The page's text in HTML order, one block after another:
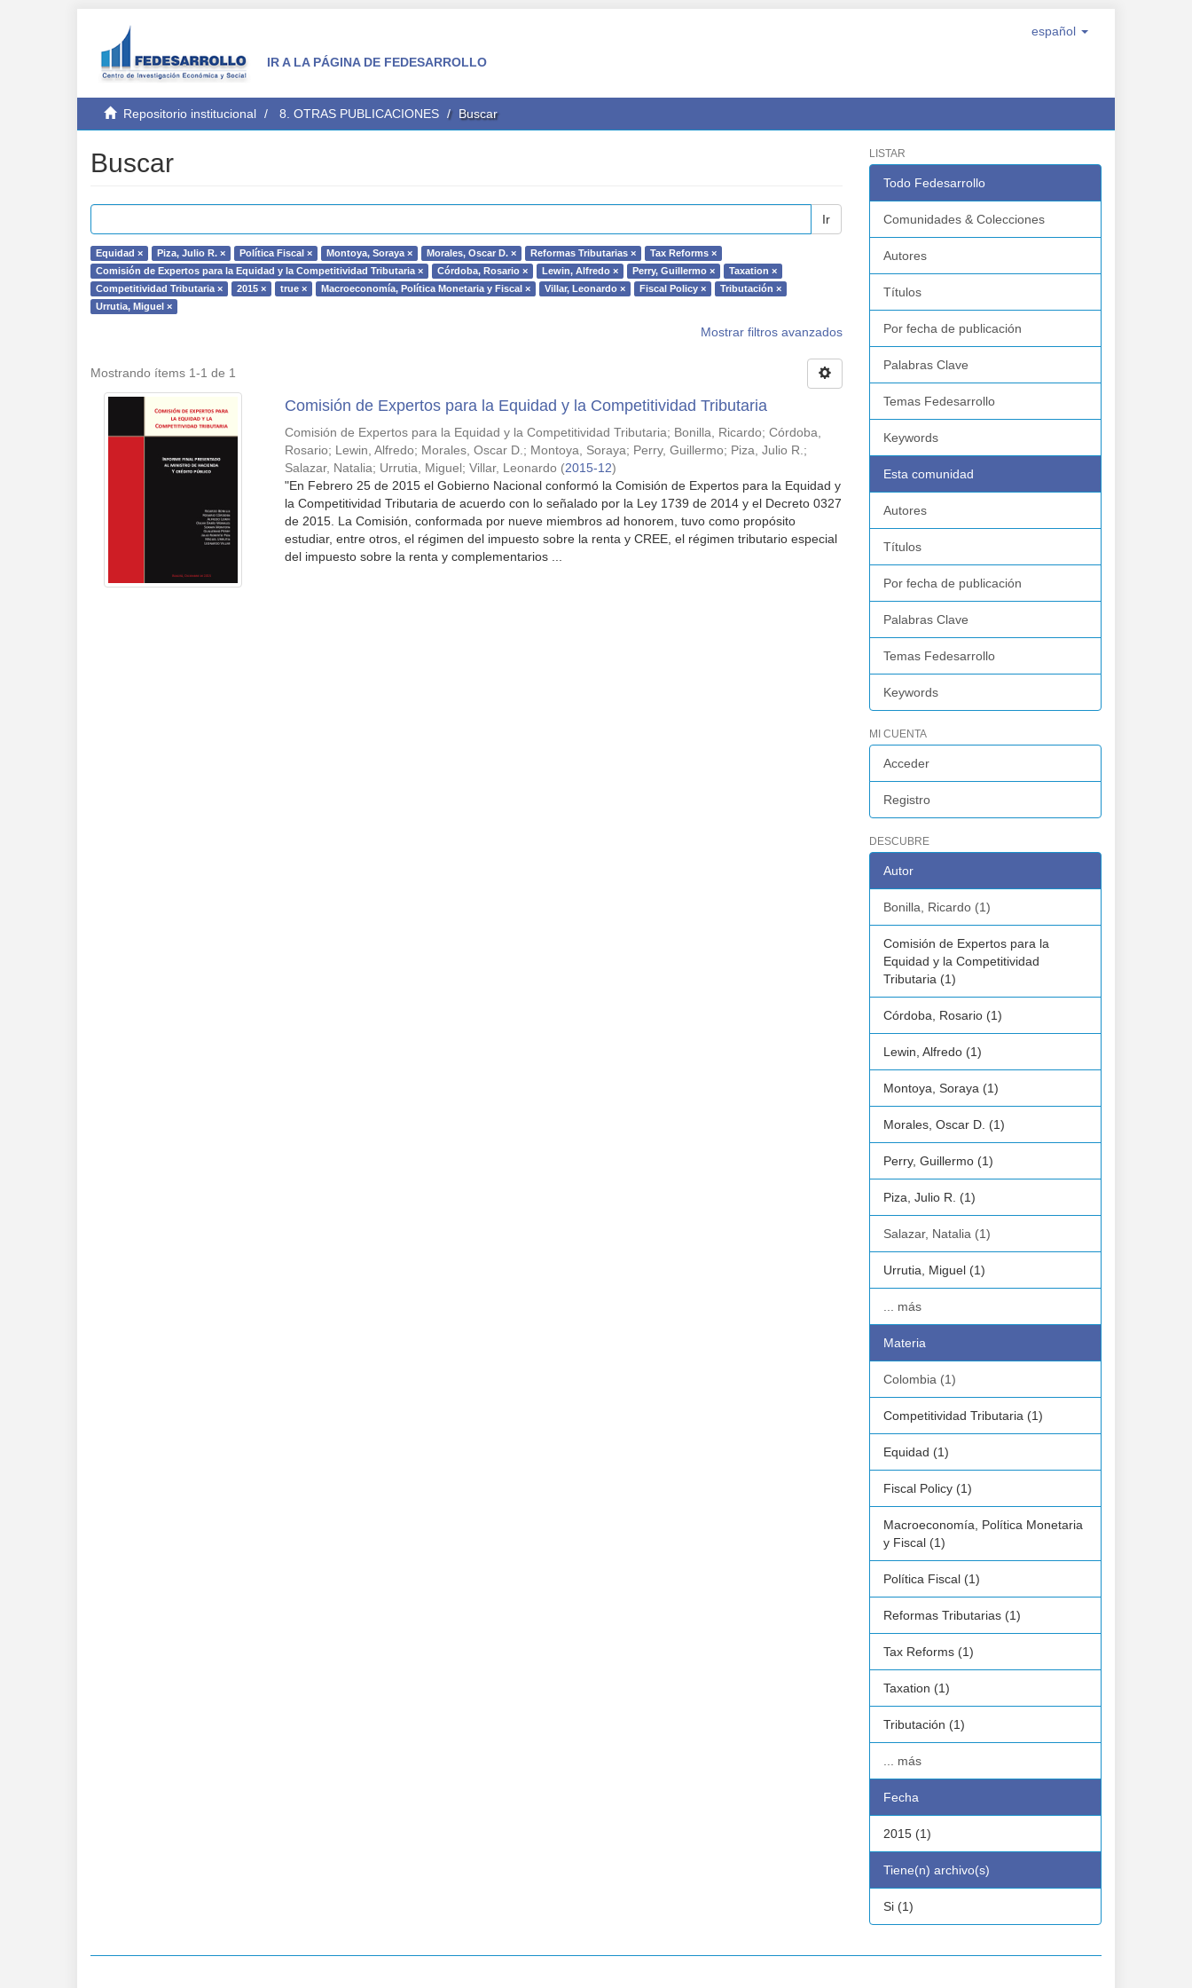
IR A LA PÁGINA DE FEDESARROLLO
español
Repositorio institucional 8. OTRAS PUBLICACIONES Buscar
Buscar
Ir
Equidad × Piza, Julio R. × Política Fiscal × Montoya, Soraya × Morales, Oscar D. × Reformas Tributarias ×
Tax Reforms ×
Comisión de Expertos para la Equidad y la Competitividad Tributaria ×
Córdoba, Rosario × Lewin, Alfredo × Perry, Guillermo ×
Taxation ×
Competitividad Tributaria ×
2015 × true × Macroeconomía, Política Monetaria y Fiscal × Villar, Leonardo × Fiscal Policy ×
Tributación ×
Urrutia, Miguel ×
Mostrar filtros avanzados
Mostrando ítems 1-1 de 1
Comisión de Expertos para la Equidad y la Competitividad Tributaria
Comisión de Expertos para la Equidad y la Competitividad Tributaria; Bonilla, Ricardo;Córdoba,
Rosario; Lewin, Alfredo; Morales, Oscar D.; Montoya, Soraya; Perry, Guillermo; Piza, Julio R.;
Salazar, Natalia; Urrutia, Miguel ;Villar, Leonardo (2015-12)
"En Febrero 25 de 2015 el Gobierno Nacional conformó la Comisión de Expertos para la Equidad y
la Competitividad Tributaria de acuerdo con lo señalado por la Ley 1739 de 2014 y el Decreto 0327
de 2015. La Comisión, conformada por nueve miembros ad honorem, tuvo como propósito
estudiar, entre otros, el régimen del impuesto sobre la renta y CREE, el régimen tributario especial
del impuesto sobre la renta y complementarios ...
LISTAR
Todo Fedesarrollo
Comunidades & Colecciones
Autores
Títulos
Por fecha de publicación
Palabras Clave
Temas Fedesarrollo
Keywords
Esta comunidad
Autores
Títulos
Por fecha de publicación
Palabras Clave
Temas Fedesarrollo
Keywords
MI CUENTA
Acceder
Registro
DESCUBRE
Autor
Bonilla, Ricardo (1)
Comisión de Expertos para la
Equidad y la Competitividad
Tributaria (1)
Córdoba, Rosario (1)
Lewin, Alfredo (1)
Montoya, Soraya (1)
Morales, Oscar D. (1)
Perry, Guillermo (1)
Piza, Julio R. (1)
Salazar, Natalia (1)
Urrutia, Miguel (1)
... más
Materia
Colombia (1)
Competitividad Tributaria (1)
Equidad (1)
Fiscal Policy (1)
Macroeconomía, Política Monetaria
y Fiscal (1)
Política Fiscal (1)
Reformas Tributarias (1)
Tax Reforms (1)
Taxation (1)
Tributación (1)
... más
Fecha
2015 (1)
Tiene(n) archivo(s)
Si (1)